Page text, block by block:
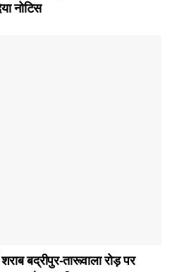
नोटिस
बद्रीपुर-तारूवाला रोड़ पर